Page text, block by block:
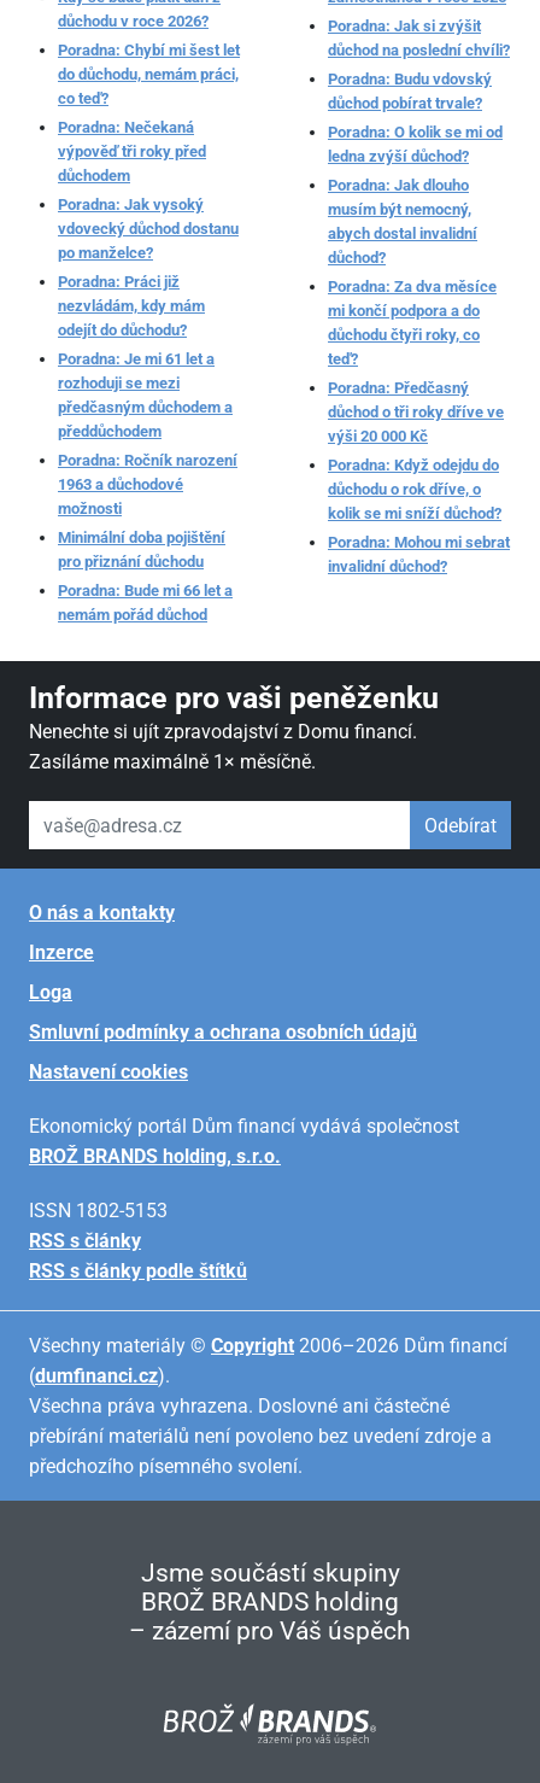
důchodu v roce 2026?
Poradna: Chybí mi šest let
do důchodu, nemám práci,
co teď?
Poradna: Nečekaná
výpověď tři roky před
důchodem
Poradna: Jak vysoký
vdovecký důchod dostanu
po manželce?
Poradna: Práci již
nezvládám, kdy mám
odejít do důchodu?
Poradna: Je mi 61 let a
rozhoduji se mezi
předčasným důchodem a
předdůchodem
Poradna: Ročník narození
1963 a důchodové
možnosti
Minimální doba pojištění
pro přiznání důchodu
Poradna: Bude mi 66 let a
nemám pořád důchod
Poradna: Jak si zvýšit
důchod na poslední chvíli?
Poradna: Budu vdovský
důchod pobírat trvale?
Poradna: O kolik se mi od
ledna zvýší důchod?
Poradna: Jak dlouho
musím být nemocný,
abych dostal invalidní
důchod?
Poradna: Za dva měsíce
mi končí podpora a do
důchodu čtyři roky, co
teď?
Poradna: Předčasný
důchod o tři roky dříve ve
výši 20 000 Kč
Poradna: Když odejdu do
důchodu o rok dříve, o
kolik se mi sníží důchod?
Poradna: Mohou mi sebrat
invalidní důchod?
Informace pro vaši peněženku
Nenechte si ujít zpravodajství z Domu financí.
Zasíláme maximálně 1× měsíčně.
váš email Odebírat
O nás a kontakty
Inzerce
Loga
Smluvní podmínky a ochrana osobních údajů
Nastavení cookies
Ekonomický portál Dům financí vydává společnost
BROŽ BRANDS holding, s.r.o.
ISSN 1802-5153
RSS s články
RSS s články podle štítků
Všechny materiály © Copyright 2006–2026 Dům financí
(dumfinanci.cz).
Všechna práva vyhrazena. Doslovné ani částečné
přebírání materiálů není povoleno bez uvedení zdroje a
předchozího písemného svolení.
Jsme součástí skupiny
BROŽ BRANDS holding
– zázemí pro Váš úspěch